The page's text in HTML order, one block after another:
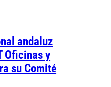
andaluz
Oficinas y
su Comité